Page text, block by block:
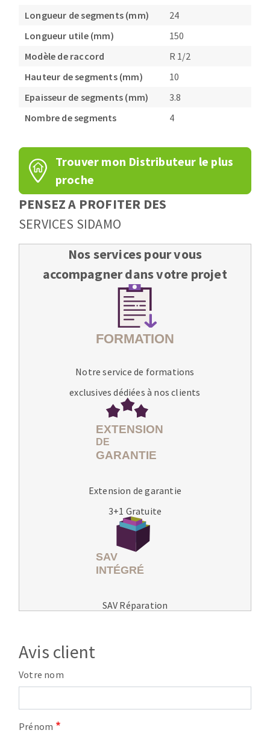
Longueur de segments (mm)
24
Longueur utile (mm)
150
Modèle de raccord
R 1/2
Hauteur de segments (mm)
10
Epaisseur de segments (mm)
3.8
Nombre de segments
4
Trouver mon Distributeur le plus
proche
PENSEZ A PROFITER DES
SERVICES SIDAMO
Nos services pour vous
accompagner dans votre projet
Notre service de formations
exclusives dédiées à nos clients
Extension de garantie
3+1 Gratuite
SAV Réparation
Avis client
Votre nom
Prénom